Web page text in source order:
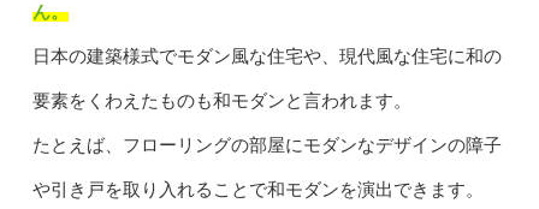
ん。
日本の建築様式でモダン風な住宅や、現代風な住宅に和の
要素をくわえたものも和モダンと言われます。
たとえば、フローリングの部屋にモダンなデザインの障子
や引き戸を取り入れることで和モダンを演出できます。